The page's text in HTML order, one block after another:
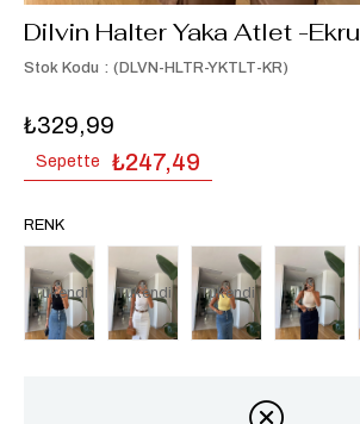
Dilvin Halter Yaka Atlet -Ekru
Stok Kodu (DLVN-HLTR-YKTLT-KR)
₺329,99
Sepette ₺247,49
RENK
Tükendi Tükendi Tükendi